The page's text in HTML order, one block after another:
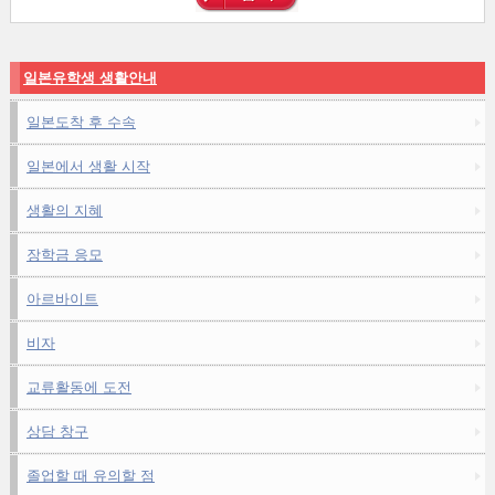
일본유학생 생활안내
일본도착 후 수속
일본에서 생활 시작
생활의 지혜
장학금 응모
아르바이트
비자
교류활동에 도전
상담 창구
졸업할 때 유의할 점